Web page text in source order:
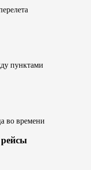
пунктами
во времени